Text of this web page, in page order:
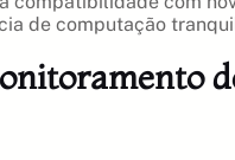
de computação